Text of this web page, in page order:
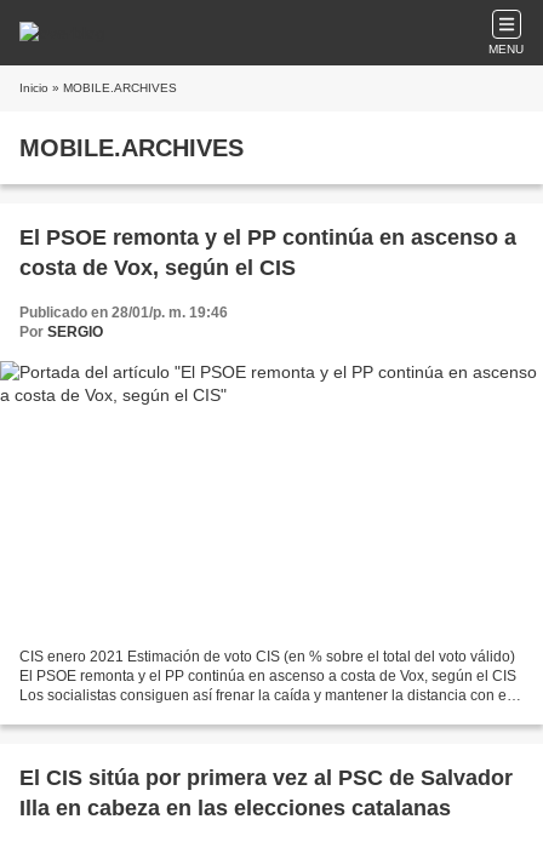
MENU
Inicio » MOBILE.ARCHIVES
MOBILE.ARCHIVES
El PSOE remonta y el PP continúa en ascenso a
costa de Vox, según el CIS
Publicado en 28/01/p. m. 19:46
Por SERGIO
CIS enero 2021 Estimación de voto CIS (en % sobre el total del voto válido)
El PSOE remonta y el PP continúa en ascenso a costa de Vox, según el CIS
Los socialistas consiguen así frenar la caída y mantener la distancia con el
El CIS sitúa por primera vez al PSC de Salvador
Illa en cabeza en las elecciones catalanas